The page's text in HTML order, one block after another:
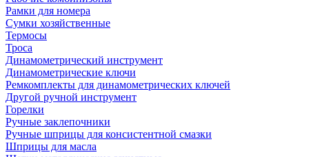
Рамки для номера
Сумки хозяйственные
Термосы
Троса
Динамометрический инструмент
Динамометрические ключи
Ремкомплекты для динамометрических ключей
Другой ручной инструмент
Горелки
Ручные заклепочники
Ручные шприцы для консистентной смазки
Шприцы для масла